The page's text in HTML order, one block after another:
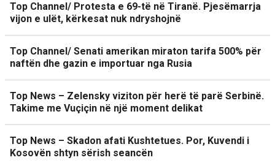
Top Channel/ Protesta e 69-të në Tiranë. Pjesëmarrja
vijon e ulët, kërkesat nuk ndryshojnë
Top Channel/ Senati amerikan miraton tarifa 500% për
naftën dhe gazin e importuar nga Rusia
Top News – Zelensky viziton për herë të parë Serbinë.
Takime me Vuçiçin në një moment delikat
Top News – Skadon afati Kushtetues. Por, Kuvendi i
Kosovën shtyn sërish seancën